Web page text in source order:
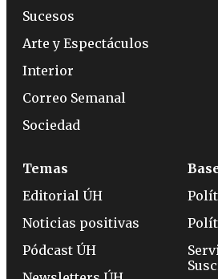
Sucesos
Arte y Espectáculos
Interior
Correo Semanal
Sociedad
Temas
Editorial ÚH
Noticias positivas
Pódcast ÚH